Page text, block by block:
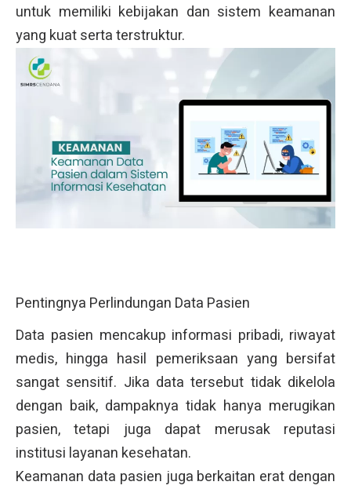
untuk memiliki kebijakan dan sistem keamanan
yang kuat serta terstruktur.
Pentingnya Perlindungan Data Pasien
Data pasien mencakup informasi pribadi, riwayat
medis, hingga hasil pemeriksaan yang bersifat
sangat sensitif. Jika data tersebut tidak dikelola
dengan baik, dampaknya tidak hanya merugikan
pasien, tetapi juga dapat merusak reputasi
institusi layanan kesehatan.
Keamanan data pasien juga berkaitan erat dengan